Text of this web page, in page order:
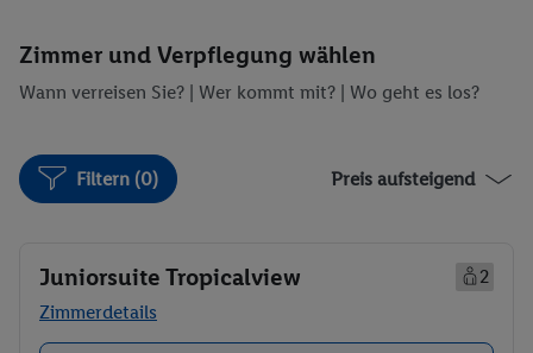
Zimmer und Verpflegung wählen
Wann verreisen Sie? | Wer kommt mit? | Wo geht es los?
Filtern (0) Preis aufsteigend
Juniorsuite Tropicalview
2
Zimmerdetails